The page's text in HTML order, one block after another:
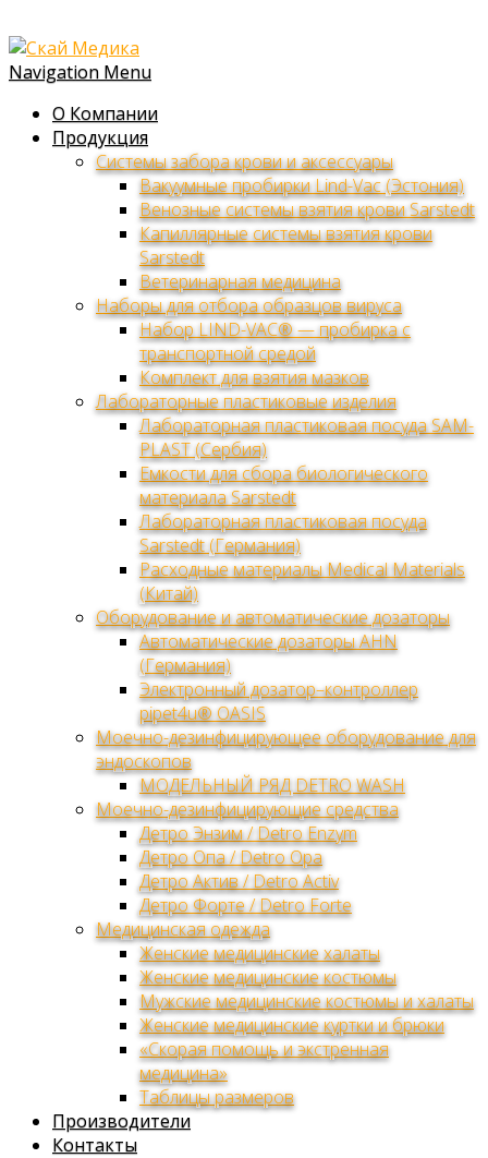
Navigation Menu
О Компании
Продукция
Системы забора крови и аксессуары
Вакуумные пробирки Lind-Vac (Эстония)
Венозные системы взятия крови Sarstedt
Капиллярные системы взятия крови
Sarstedt
Ветеринарная медицина
Наборы для отбора образцов вируса
Набор LIND-VAC® — пробирка с
транспортной средой
Комплект для взятия мазков
Лабораторные пластиковые изделия
Лабораторная пластиковая посуда SAM-
PLAST (Сербия)
Емкости для сбора биологического
материала Sarstedt
Лабораторная пластиковая посуда
Sarstedt (Германия)
Расходные материалы Medical Materials
(Китай)
Оборудование и автоматические дозаторы
Автоматические дозаторы AHN
(Германия)
Электронный дозатор–контроллер
pipet4u® OASIS
Моечно-дезинфицирующее оборудование для
эндоскопов
МОДЕЛЬНЫЙ РЯД DETRO WASH
Моечно-дезинфицирующие средства
Детро Энзим / Detro Enzym
Детро Опа / Detro Opa
Детро Актив / Detro Activ
Детро Форте / Detro Forte
Медицинская одежда
Женские медицинские халаты
Женские медицинские костюмы
Мужские медицинские костюмы и халаты
Женские медицинские куртки и брюки
«Скорая помощь и экстренная
медицина»
Таблицы размеров
Производители
Контакты